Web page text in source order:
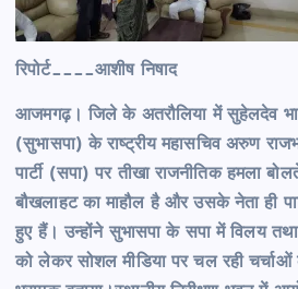
रिपोर्ट____आशीष निषाद
आजमगढ़। जिले के अतरौलिया में सुहेलदेव
(सुभासपा) के राष्ट्रीय महासचिव अरुण
पार्टी (सपा) पर तीखा राजनीतिक हमला
बौखलाहट का माहौल है और उसके नेता ही
हुए हैं। उन्होंने सुभासपा के सपा में विलय
को लेकर सोशल मीडिया पर चल रही चर्चाओं